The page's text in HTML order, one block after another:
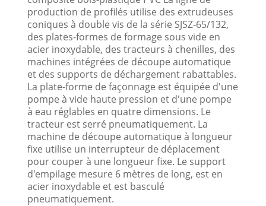
production de profilés utilise des extrudeuses
coniques à double vis de la série SJSZ-65/132,
des plates-formes de formage sous vide en
acier inoxydable, des tracteurs à chenilles, des
machines intégrées de découpe automatique
et des supports de déchargement rabattables.
La plate-forme de façonnage est équipée d'une
pompe à vide haute pression et d'une pompe
à eau réglables en quatre dimensions. Le
tracteur est serré pneumatiquement. La
machine de découpe automatique à longueur
fixe utilise un interrupteur de déplacement
pour couper à une longueur fixe. Le support
d'empilage mesure 6 mètres de long, est en
acier inoxydable et est basculé
pneumatiquement.